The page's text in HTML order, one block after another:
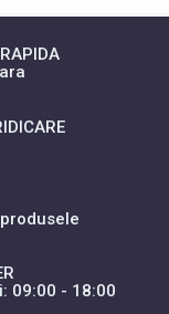
09:00 - 18:00